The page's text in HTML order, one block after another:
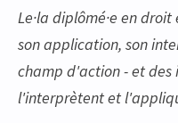
Le·la diplômé·e en
son application, son
champ d'action - et
l'interprètent et